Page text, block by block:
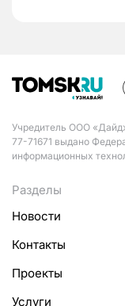
Учредитель ООО
77-71671 выдано
информационных
Разделы
Новости
Контакты
Проекты
Услуги